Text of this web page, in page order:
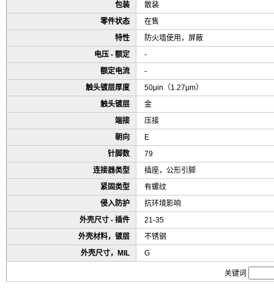
包装
散装
零件状态
在售
特性
防火墙使用，屏蔽
电压 - 额定
-
额定电流
-
触头镀层厚度
50μin（1.27μm）
触头镀层
金
端接
压接
朝向
E
针脚数
79
连接器类型
插座，公形引脚
紧固类型
有螺纹
侵入防护
抗环境影响
外壳尺寸 - 插件
21-35
外壳材料，镀层
不锈钢
外壳尺寸，MIL
G
关键词